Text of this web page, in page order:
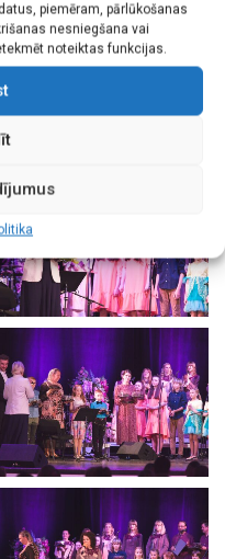
piemēram, pārlūkošanas
nesniegšana vai
noteiktas funkcijas.